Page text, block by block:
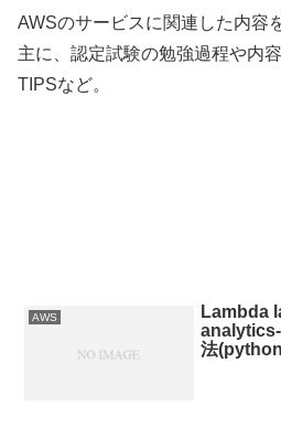
AWSのサービスに関連した内容
主に、認定試験の勉強過程や内
TIPSなど。
AWS
Lambda
法